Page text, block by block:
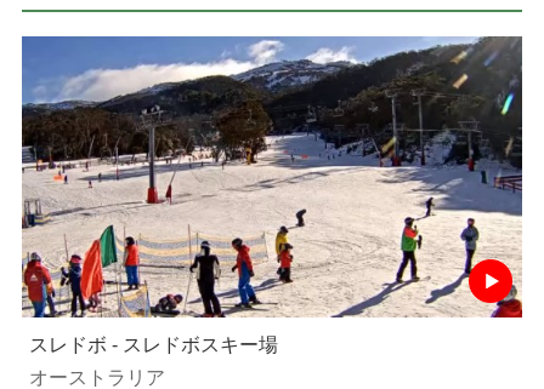
スレドボ - スレドボスキー場
オーストラリア